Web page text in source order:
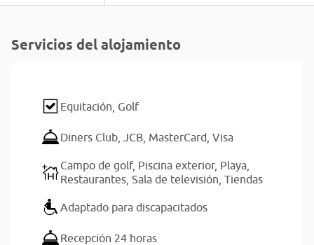
Servicios del alojamiento
Equitación, Golf
Diners Club, JCB, MasterCard, Visa
Campo de golf, Piscina exterior, Playa,
Restaurantes, Sala de televisión, Tiendas
Adaptado para discapacitados
Recepción 24 horas